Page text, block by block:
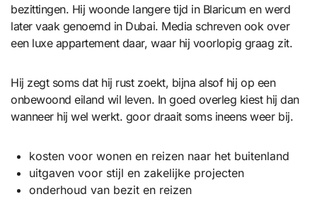
bezittingen. Hij woonde langere tijd in Blaricum en werd
later vaak genoemd in Dubai. Media schreven ook over
een luxe appartement daar, waar hij voorlopig graag zit.
Hij zegt soms dat hij rust zoekt, bijna alsof hij op een
onbewoond eiland wil leven. In goed overleg kiest hij dan
wanneer hij wel werkt. goor draait soms ineens weer bij.
kosten voor wonen en reizen naar het buitenland
uitgaven voor stijl en zakelijke projecten
onderhoud van bezit en reizen